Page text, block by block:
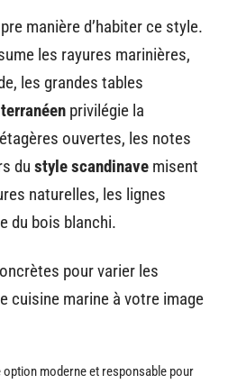
manière d’habiter ce style.
les rayures marinières,
les grandes tables
privilégie la
ouvertes, les notes
du style scandinave misent
naturelles, les lignes
du bois blanchi.
pour varier les
cuisine marine à votre image
option moderne et responsable pour